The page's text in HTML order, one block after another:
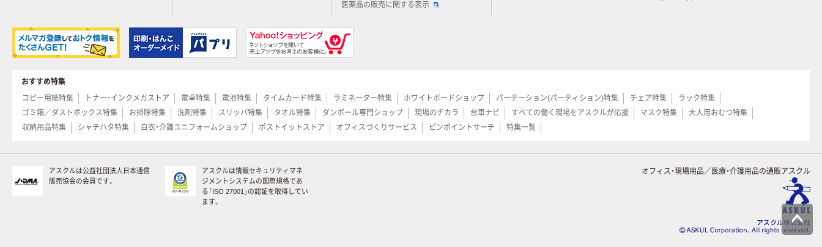
医薬品の販売に関する表示
おすすめ特集
コピー用紙特集
トナー・インクメガストア 電卓特集 電池特集 タイムカード特集 ラミネーター特集 ホワイトボードショップ パーテーション(パーティション)特集 チェア特集
ラック特集
ゴミ箱／ダストボックス特集
お掃除特集 洗剤特集 スリッパ特集 タオル特集 ダンボール専門ショップ 現場のチカラ 台車ナビ すべての働く現場をアスクルが応援 マスク特集
大人用おむつ特集
収納用品特集
シャチハタ特集 白衣・介護ユニフォームショップ ポストイットストア オフィスづくりサービス ピンポイントサーチ 特集一覧
アスクルは公益社団法人日本通信
販売協会の会員です。
アスクルは情報セキュリティマネ
ジメントシステムの国際規格であ
る「ISO 27001」の認証を取得してい
ます。
オフィス・現場用品／医療・介護用品の通販アスクル